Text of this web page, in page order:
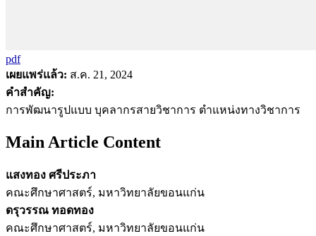
pdf
เผยแพร่แล้ว: ส.ค. 21, 2024
คำสำคัญ:
การพัฒนารูปแบบ บุคลากรสายวิชาการ ตำแหน่งทางวิชาการ
Main Article Content
แสงทอง ศรีประภา
คณะศึกษาศาสตร์, มหาวิทยาลัยขอนแก่น
ดรุวรรณ ทอดทอง
คณะศึกษาศาสตร์, มหาวิทยาลัยขอนแก่น